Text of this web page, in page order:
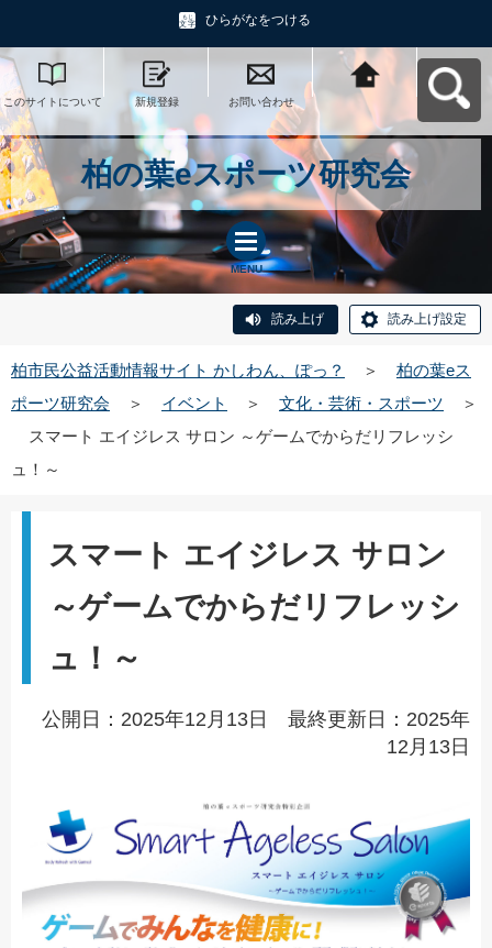
ひらがなをつける
このサイトについて 新規登録 お問い合わせ
柏市民公益活動情報
サイト かしわん、ぽ
っ？へ戻る
柏の葉eスポーツ研究会
MENU
読み上げ 読み上げ設定
柏市民公益活動情報サイト かしわん、ぽっ？ ＞
柏の葉eス
ポーツ研究会
＞ イベント ＞ 文化・芸術・スポーツ
＞
スマート エイジレス サロン ～ゲームでからだリフレッシ
ュ！～
スマート エイジレス サロン
～ゲームでからだリフレッシ
ュ！～
公開日：2025年12月13日 最終更新日：2025年
12月13日